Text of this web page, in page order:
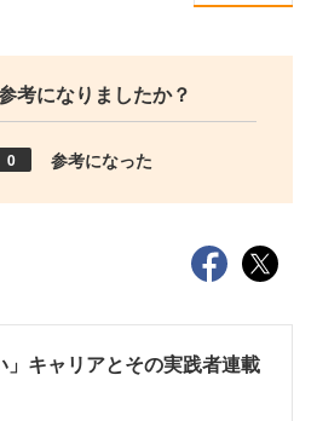
考になりましたか？
0 参考になった
」キャリアとその実践者連載